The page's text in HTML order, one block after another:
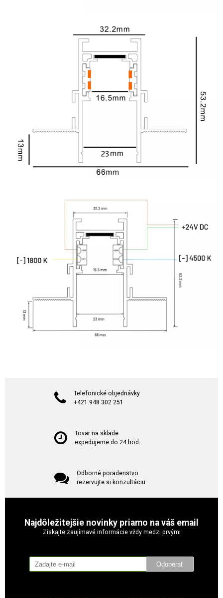
Telefonické objednávky
+421 948 302 251
Tovar na sklade
expedujeme do 24 hod.
Odborné poradenstvo
rezervujte si konzultáciu
Najdôležitejšie novinky priamo na váš email
Získajte zaujímavé informácie vždy medzi prvými
Odoberať